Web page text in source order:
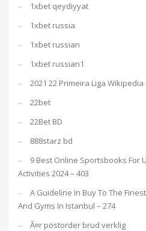
1xbet qeydiyyat
1xbet russia
1xbet russian
1xbet russian1
2021 22 Primeira Liga Wikipedia
22bet
22Bet BD
888starz bd
9 Best Online Sportsbooks For
Activities 2024 – 403
A Guideline In Buy To The
And Gyms In Istanbul – 274
Ã¤r postorder brud verklig